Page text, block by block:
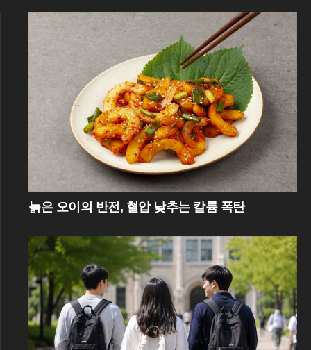
늙은 오이의 반전, 혈압 낮추는 칼륨 폭탄